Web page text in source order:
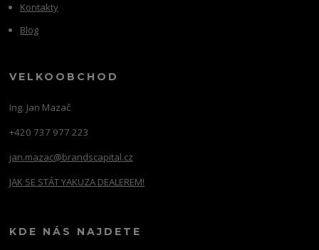
Kontakty
Blog
VELKOOBCHOD
Ing. Jan Mazač
+420 737 977 223
jan.mazac@brandscapital.cz
JAK SE STÁT YAKUZA DEALEREM!
KDE NÁS NAJDETE